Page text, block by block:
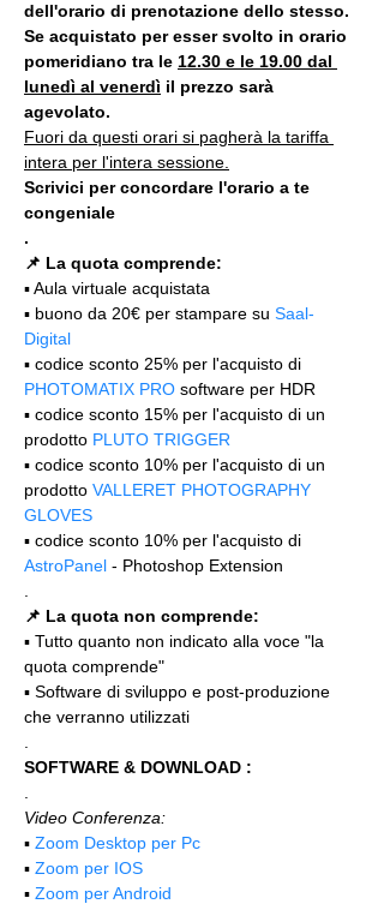
dell'orario di prenotazione dello stesso.
Se acquistato per esser svolto in orario
pomeridiano tra le 12.30 e le 19.00 dal
lunedì al venerdì il prezzo sarà
agevolato.
Fuori da questi orari si pagherà la tariffa
intera per l'intera sessione.
Scrivici per concordare l'orario a te
congeniale
.
📌 La quota comprende:
▪️ Aula virtuale acquistata
▪️ buono da 20€ per stampare su Saal-
Digital
▪️ codice sconto 25% per l'acquisto di
PHOTOMATIX PRO software per HDR
▪️ codice sconto 15% per l'acquisto di un
prodotto PLUTO TRIGGER
▪️ codice sconto 10% per l'acquisto di un
prodotto VALLERET PHOTOGRAPHY
GLOVES
▪️ codice sconto 10% per l'acquisto di
AstroPanel - Photoshop Extension
📌 La quota non comprende:
▪️ Tutto quanto non indicato alla voce "la
quota comprende"
▪️ Software di sviluppo e post-produzione
che verranno utilizzati
SOFTWARE & DOWNLOAD :
Video Conferenza:
▪️ Zoom Desktop per Pc
▪️ Zoom per IOS
▪️ Zoom per Android